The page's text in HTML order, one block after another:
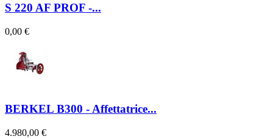
S 220 AF PROF -...
0,00 €
BERKEL B300 - Affettatrice...
4.980,00 €